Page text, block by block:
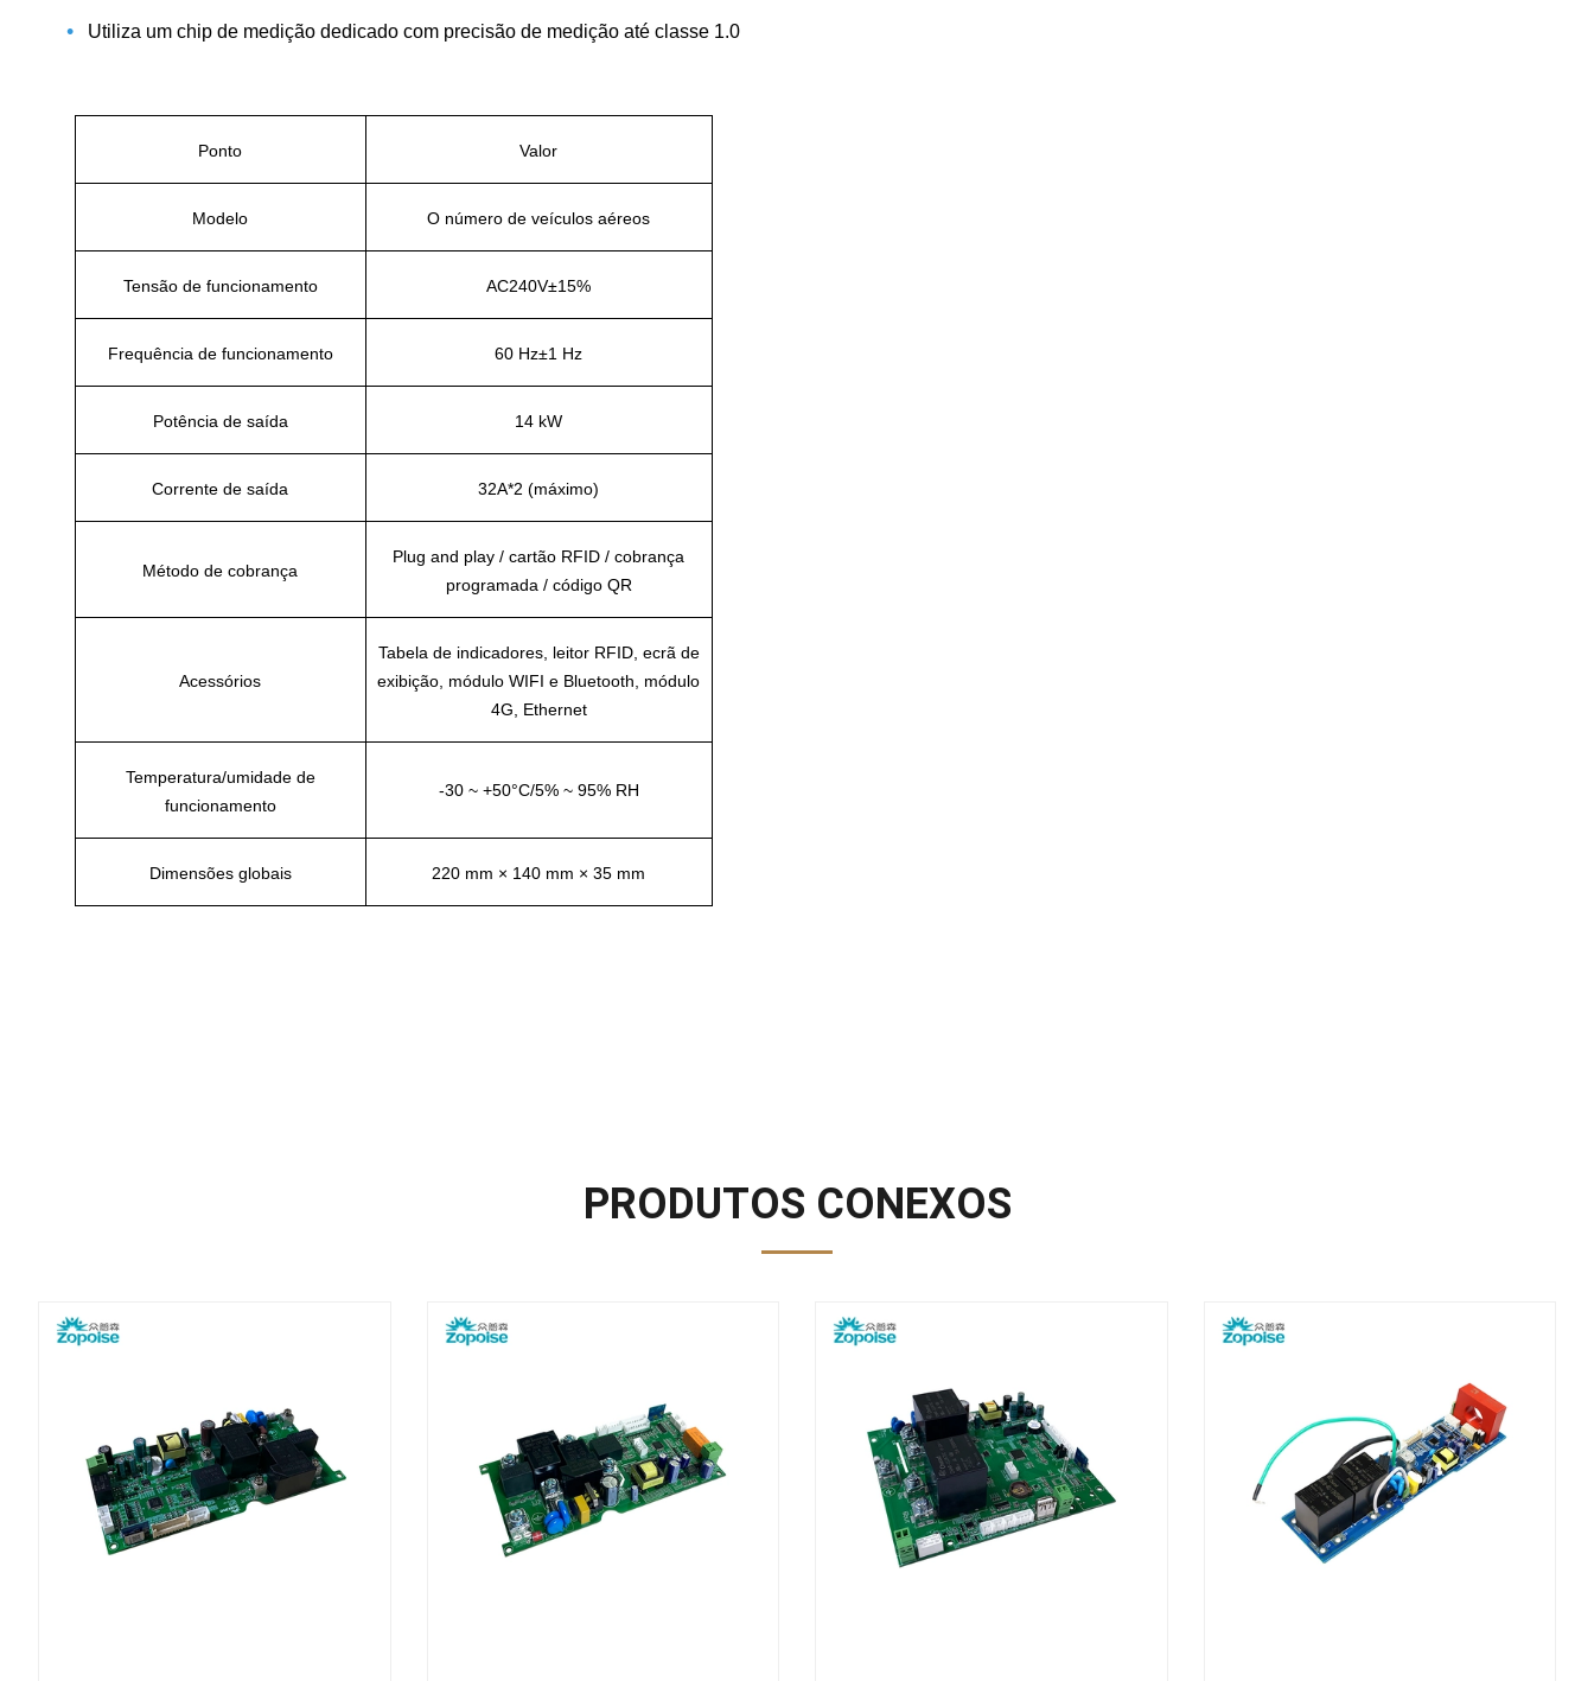
• Utiliza um chip de medição dedicado com precisão de medição até classe 1.0
Ponto Valor
Modelo O número de veículos aéreos
Tensão de funcionamento AC240V±15%
Frequência de funcionamento 60 Hz±1 Hz
Potência de saída 14 kW
Corrente de saída 32A*2 (máximo)
Método de cobrança
Plug and play / cartão RFID / cobrança
programada / código QR
Acessórios
Tabela de indicadores, leitor RFID, ecrã de
exibição, módulo WIFI e Bluetooth, módulo
4G, Ethernet
Temperatura/umidade de
funcionamento
-30 ~ +50°C/5% ~ 95% RH
Dimensões globais 220 mm × 140 mm × 35 mm
PRODUTOS CONEXOS